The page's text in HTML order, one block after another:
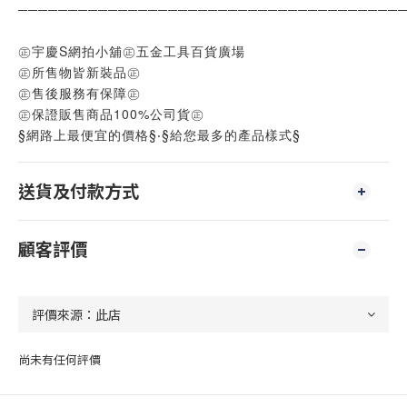
㊣宇慶S網拍小舖㊣五金工具百貨廣場
㊣所售物皆新裝品㊣
㊣售後服務有保障㊣
㊣保證販售商品100%公司貨㊣
§網路上最便宜的價格§‧§給您最多的產品樣式§
送貨及付款方式
顧客評價
尚未有任何評價